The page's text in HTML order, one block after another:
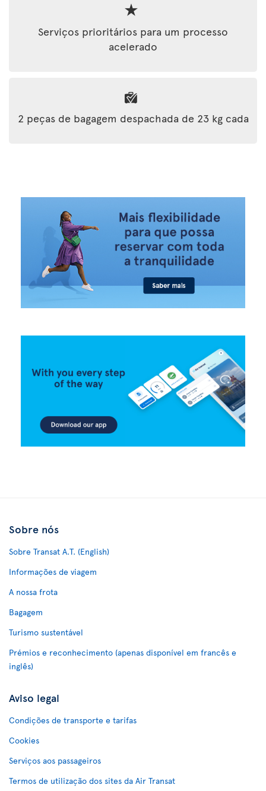
Serviços prioritários para um processo
acelerado
2 peças de bagagem despachada de 23 kg cada
Sobre nós
Sobre Transat A.T. (English)
Informações de viagem
A nossa frota
Bagagem
Turismo sustentável
Prémios e reconhecimento (apenas disponível em francês e
inglês)
Aviso legal
Condições de transporte e tarifas
Cookies
Serviços aos passageiros
Termos de utilização dos sites da Air Transat